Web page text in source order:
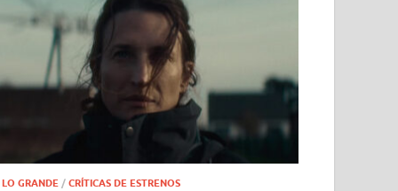
GRANDE /CRÍTICAS DE ESTRENOS